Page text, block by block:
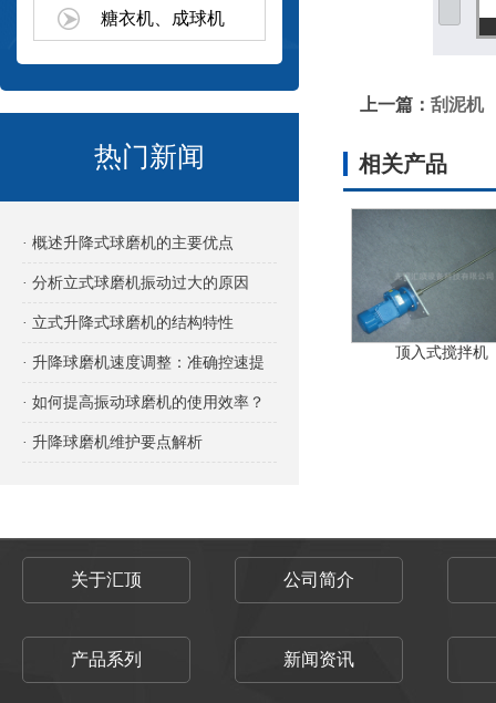
糖衣机、成球机
热门新闻
· 概述升降式球磨机的主要优点
· 分析立式球磨机振动过大的原因
· 立式升降式球磨机的结构特性
· 升降球磨机速度调整：准确控速提
效的关键
· 如何提高振动球磨机的使用效率？
· 升降球磨机维护要点解析
上一篇： 刮泥机
相关产品
顶入式搅拌机
关于汇顶 公司简介
产品系列 新闻资讯